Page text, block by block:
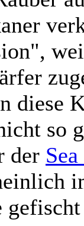
diese
so
der